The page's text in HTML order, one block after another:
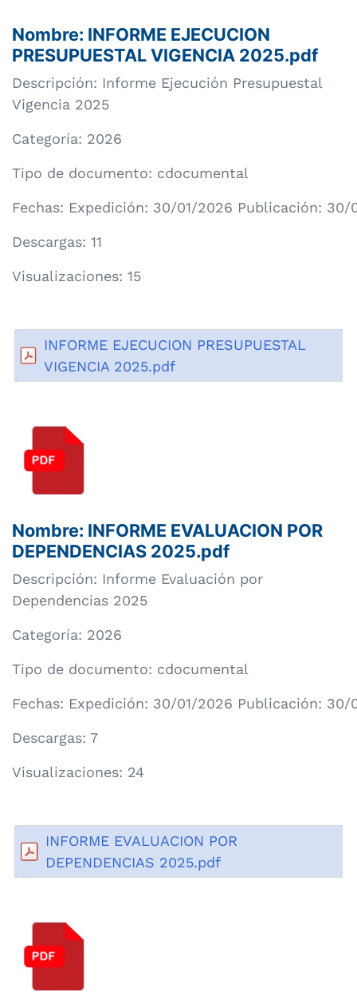
Nombre: INFORME EJECUCION
PRESUPUESTAL VIGENCIA 2025.pdf
Descripción: Informe Ejecución Presupuestal
Vigencia 2025
Categoría: 2026
Tipo de documento: cdocumental
Fechas: Expedición: 30/01/2026 Publicación: 30/
Descargas: 11
Visualizaciones: 15
INFORME EJECUCION PRESUPUESTAL
VIGENCIA 2025.pdf
Nombre: INFORME EVALUACION POR
DEPENDENCIAS 2025.pdf
Descripción: Informe Evaluación por
Dependencias 2025
Categoría: 2026
Tipo de documento: cdocumental
Fechas: Expedición: 30/01/2026 Publicación: 30/
Descargas: 7
Visualizaciones: 24
INFORME EVALUACION POR
DEPENDENCIAS 2025.pdf